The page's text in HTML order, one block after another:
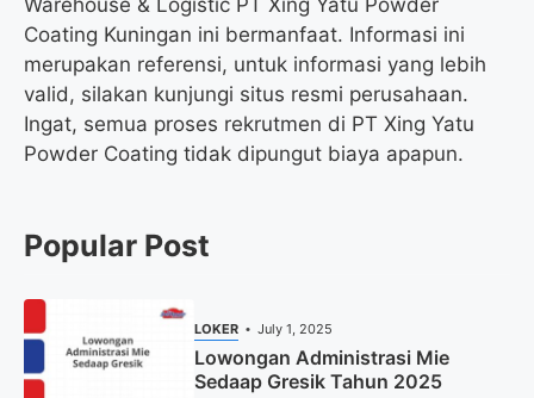
Warehouse & Logistic PT Xing Yatu Powder
Coating Kuningan ini bermanfaat. Informasi ini
merupakan referensi, untuk informasi yang lebih
valid, silakan kunjungi situs resmi perusahaan.
Ingat, semua proses rekrutmen di PT Xing Yatu
Powder Coating tidak dipungut biaya apapun.
Popular Post
LOKER July 1, 2025
Lowongan Administrasi Mie
Sedaap Gresik Tahun 2025